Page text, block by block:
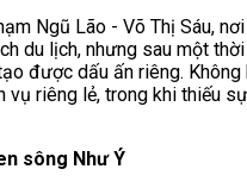
Ngũ Lão - Võ Thị Sáu,
du lịch, nhưng sau một
được dấu ấn riêng. Không
riêng lẻ, trong khi thiếu
sông Như Ý